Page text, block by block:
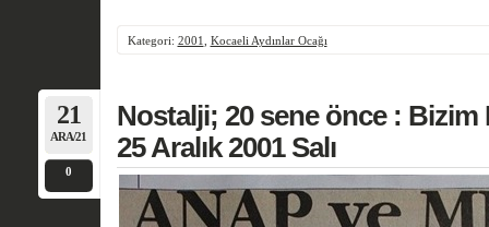
Kategori: 2001 Kocaeli Aydınlar Ocağı
21
ARA/21
0
Nostalji; 20 sene önce : Bizim
25 Aralık 2001 Salı